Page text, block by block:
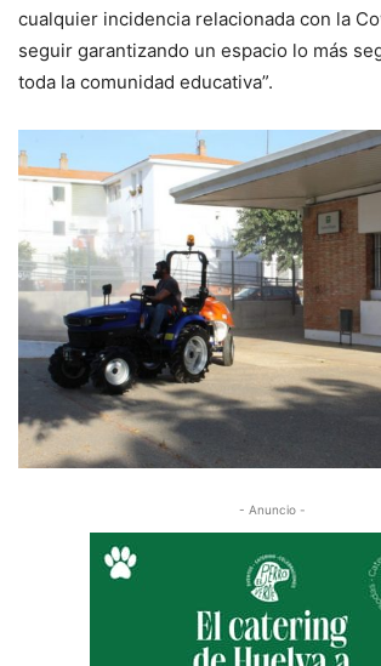
cualquier incidencia relacionada con la
seguir garantizando un espacio lo más
toda la comunidad educativa”.
- Anuncio -